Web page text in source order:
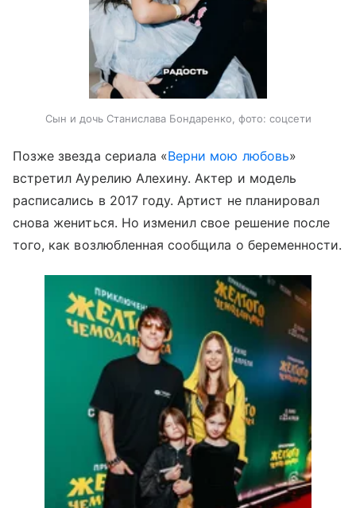
Сын и дочь Станислава Бондаренко, фото: соцсети
Позже звезда сериала «Верни мою любовь»
встретил Аурелию Алехину. Актер и модель
расписались в 2017 году. Артист не планировал
снова жениться. Но изменил свое решение после
того, как возлюбленная сообщила о беременности.